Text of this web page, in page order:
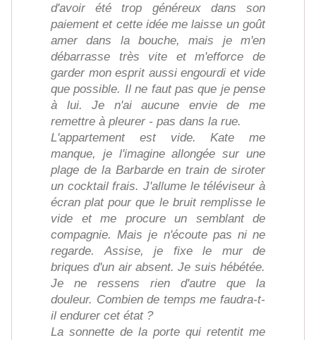
d'avoir été trop généreux dans son
paiement et cette idée me laisse un goût
amer dans la bouche, mais je m'en
débarrasse très vite et m'efforce de
garder mon esprit aussi engourdi et vide
que possible. Il ne faut pas que je pense
à lui. Je n'ai aucune envie de me
remettre à pleurer - pas dans la rue.
L'appartement est vide. Kate me
manque, je l'imagine allongée sur une
plage de la Barbarde en train de siroter
un cocktail frais. J'allume le téléviseur à
écran plat pour que le bruit remplisse le
vide et me procure un semblant de
compagnie. Mais je n'écoute pas ni ne
regarde. Assise, je fixe le mur de
briques d'un air absent. Je suis hébétée.
Je ne ressens rien d'autre que la
douleur. Combien de temps me faudra-t-
il endurer cet état ?
La sonnette de la porte qui retentit me